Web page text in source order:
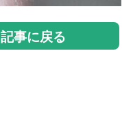
記事に戻る